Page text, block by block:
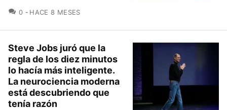
0 COMENTARIOS
HACE 8 MESES
Steve Jobs juró que la
regla de los diez minutos
lo hacía más inteligente.
La neurociencia moderna
está descubriendo que
tenía razón